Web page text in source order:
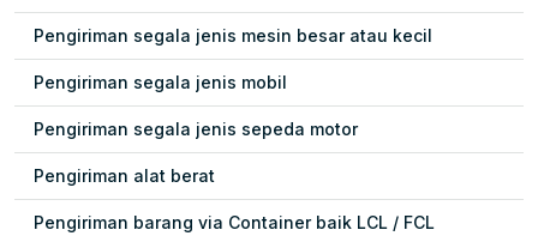
Pengiriman segala jenis mesin besar atau kecil
Pengiriman segala jenis mobil
Pengiriman segala jenis sepeda motor
Pengiriman alat berat
Pengiriman barang via Container baik LCL / FCL